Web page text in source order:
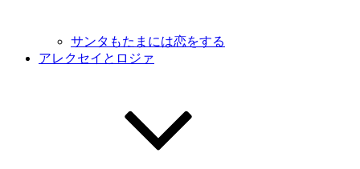
サンタもたまには恋をする
アレクセイとロジァ